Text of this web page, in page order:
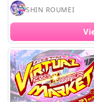
SHIN ROUMEI